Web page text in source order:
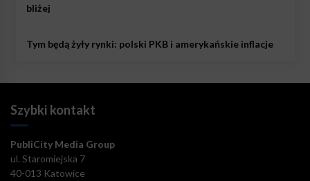
bliżej
Tym będą żyły rynki: polski PKB i amerykańskie inflacje
Szybki kontakt
PubliCity Media Group
ul. Staromiejska 7
40-013 Katowice